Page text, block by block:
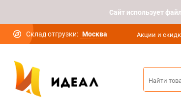
Cайт использует
Склад отгрузки: Москва Акции и